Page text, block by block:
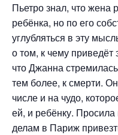
Пьетро знал, что жена
ребёнка, но по его
углубляться в эту
о том, к чему приведёт
что Джанна
тем более, к смерти.
числе и на чудо,
ей, и ребёнку.
делам в Париж